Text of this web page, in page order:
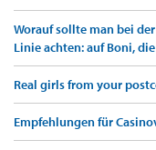
Worauf sollte man bei
Linie achten: auf Boni,
Real girls from your
Empfehlungen für